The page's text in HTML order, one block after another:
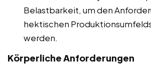
Belastbarkeit, um den
hektischen
werden.
Körperliche Anforderungen